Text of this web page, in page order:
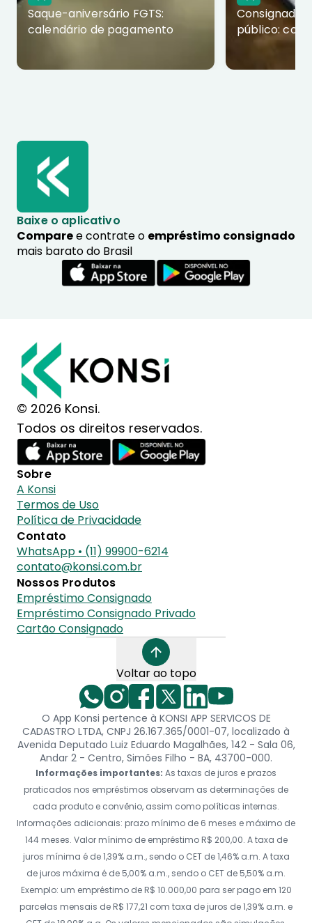
Saque-aniversário FGTS:
calendário de pagamento
Consignado
público:
Baixe o aplicativo
Comparee contrate o empréstimo consignado
mais barato do Brasil
© 2026 Konsi.
Todos os direitos reservados.
Sobre
A Konsi
Termos de Uso
Política de Privacidade
Contato
WhatsApp • (11) 99900-6214
contato@konsi.com.br
Nossos Produtos
Empréstimo Consignado
Empréstimo Consignado Privado
Cartão Consignado
Voltar ao topo
O App Konsi pertence à KONSI APP SERVICOS DE
CADASTRO LTDA, CNPJ 26.167.365/0001-07, localizado à
Avenida Deputado Luiz Eduardo Magalhães, 142 - Sala 06,
Andar 2 - Centro, Simões Filho - BA, 43700-000.
Informações importantes: As taxas de juros e prazos
praticados nos empréstimos observam as determinações de
cada produto e convênio, assim como políticas internas.
Informações adicionais: prazo mínimo de 6 meses e máximo de
144 meses. Valor mínimo de empréstimo R$ 200,00. A taxa de
juros mínima é de 1,39% a.m., sendo o CET de 1,46% a.m. A taxa
de juros máxima é de 5,00% a.m., sendo o CET de 5,50% a.m.
Exemplo: um empréstimo de R$ 10.000,00 para ser pago em 120
parcelas mensais de R$ 177,21 com taxa de juros de 1,39% a.m. e